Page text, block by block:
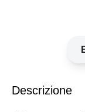
Descrizione